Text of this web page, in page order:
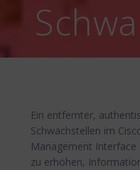
Ein entfernter,
Schwachstellen im
Management Interface
zu erhöhen,